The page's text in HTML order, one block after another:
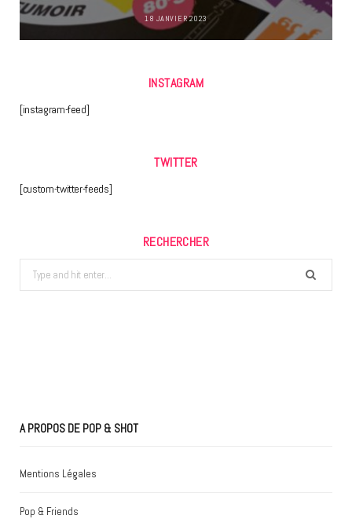
18 JANVIER 2023
INSTAGRAM
[instagram-feed]
TWITTER
[custom-twitter-feeds]
RECHERCHER
Search
for:
A PROPOS DE POP & SHOT
Mentions Légales
Pop & Friends